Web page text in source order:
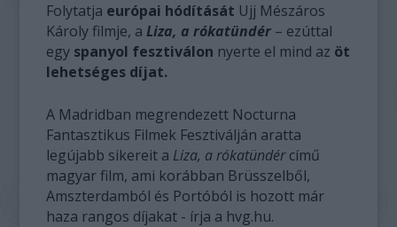
Folytatja európai hódítását Ujj Mészáros
Károly filmje, aLiza, a rókatündér – ezúttal
egy spanyol fesztiválon nyerte el mind az öt
lehetséges díjat.
A Madridban megrendezett Nocturna
Fantasztikus Filmek Fesztiválján aratta
legújabb sikereit a Liza, a rókatündércímű
magyar film, ami korábban Brüsszelből,
Amszterdamból és Portóból is hozott már
haza rangos díjakat - írja a hvg.hu.